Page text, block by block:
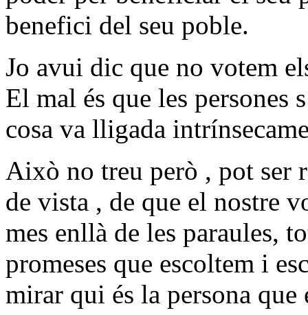
benefici del seu poble.
Jo avui dic que no votem
El mal és que les persones
cosa va lligada
Això no treu però , pot ser
de vista , de que el nostre
mes enllà de les paraules,
promeses que escoltem i
mirar qui és la persona que